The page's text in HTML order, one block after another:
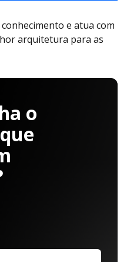
e atua com
arquitetura para as
o